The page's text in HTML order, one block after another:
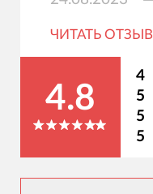
ЧИТАТЬ ОТЗЫВ
4.8
4
5
5
5